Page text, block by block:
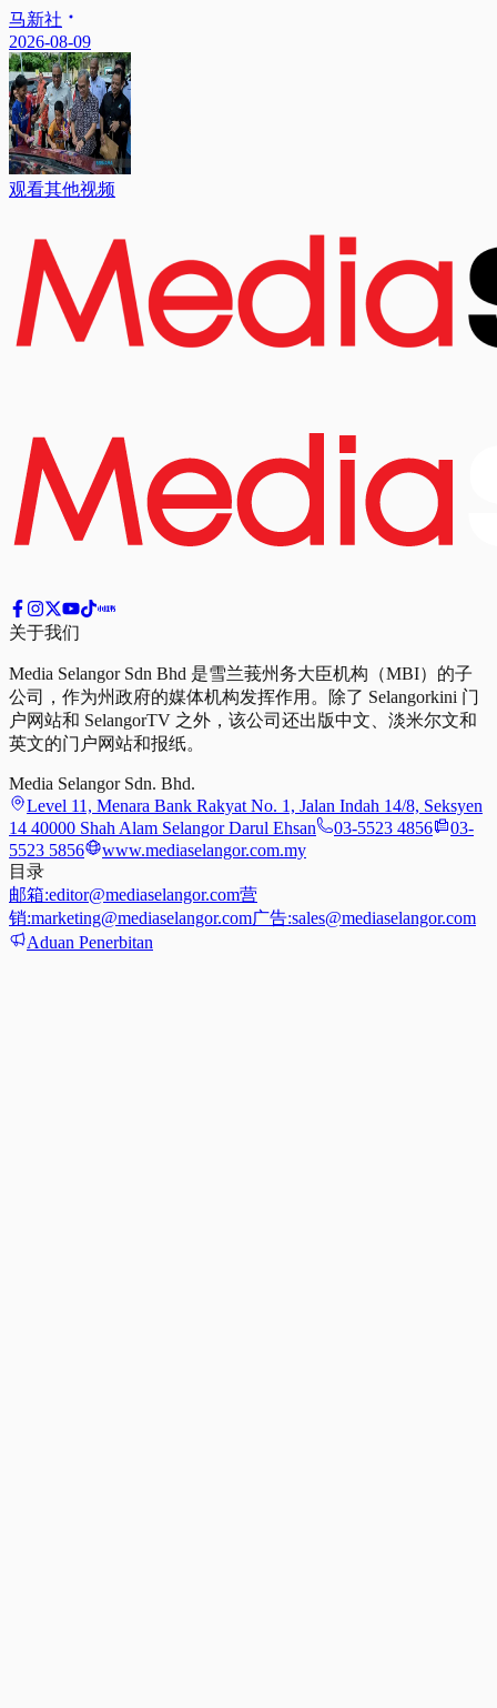
马新社
2026-08-09
观看其他视频
关于我们
Media Selangor Sdn Bhd 是雪兰莪州务大臣机构（MBI）的子
公司，作为州政府的媒体机构发挥作用。除了 Selangorkini 门
户网站和 SelangorTV 之外，该公司还出版中文、淡米尔文和
英文的门户网站和报纸。
Media Selangor Sdn. Bhd.
Level 11, Menara Bank Rakyat No. 1, Jalan Indah 14/8, Seksyen
14 40000 Shah Alam Selangor Darul Ehsan
03-5523 4856
03-
5523 5856
www.mediaselangor.com.my
目录
邮箱:editor@mediaselangor.com营
销:marketing@mediaselangor.com广告:sales@mediaselangor.com
Aduan Penerbitan